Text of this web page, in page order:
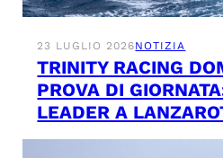
23 LUGLIO 2026NOTIZIA
TRINITY RACING
PROVA DI
LEADER A